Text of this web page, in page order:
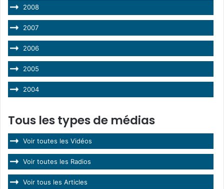
2008
2007
2006
2005
2004
Tous les types de médias
Voir toutes les Vidéos
Voir toutes les Radios
Voir tous les Articles